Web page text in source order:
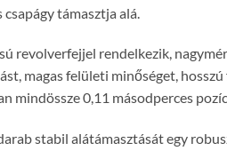
támasztja alá.
revolverfejjel rendelkezik,
magas felületi minőséget,
mindössze 0,11 másodperces
stabil alátámasztását egy